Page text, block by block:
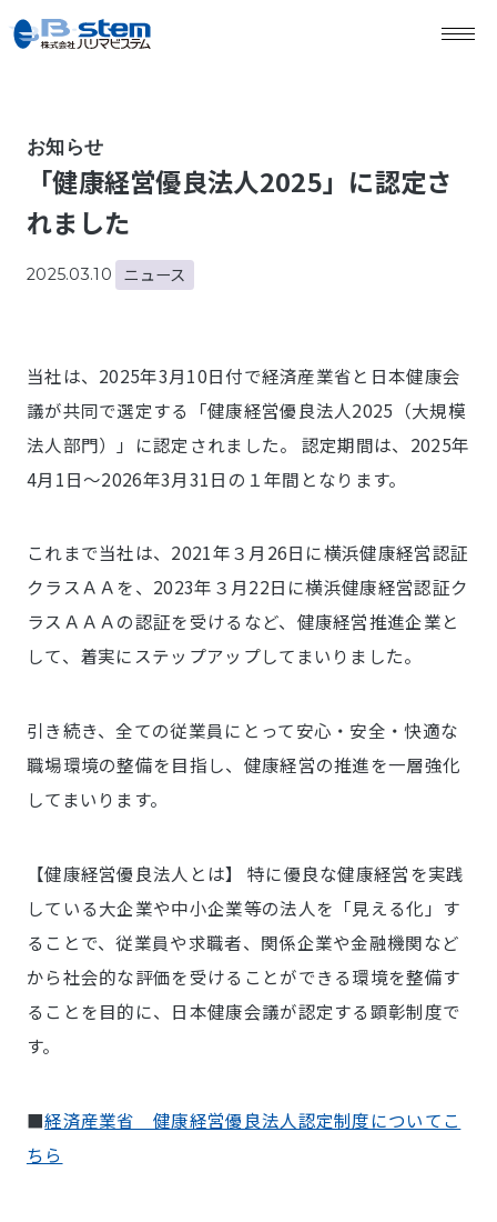
お知らせ
「健康経営優良法人2025」に認定さ
れました
2025.03.10 ニュース
当社は、2025年3月10日付で経済産業省と日本健康会
議が共同で選定する「健康経営優良法人2025（大規模
法人部門）」に認定されました。 認定期間は、2025年
4月1日～2026年3月31日の１年間となります。
これまで当社は、2021年３月26日に横浜健康経営認証
クラスＡＡを、2023年３月22日に横浜健康経営認証ク
ラスＡＡＡの認証を受けるなど、健康経営推進企業と
して、着実にステップアップしてまいりました。
引き続き、全ての従業員にとって安心・安全・快適な
職場環境の整備を目指し、健康経営の推進を一層強化
してまいります。
【健康経営優良法人とは】 特に優良な健康経営を実践
している大企業や中小企業等の法人を「見える化」す
ることで、従業員や求職者、関係企業や金融機関など
から社会的な評価を受けることができる環境を整備す
ることを目的に、日本健康会議が認定する顕彰制度で
す。
■経済産業省 健康経営優良法人認定制度についてこ
ちら